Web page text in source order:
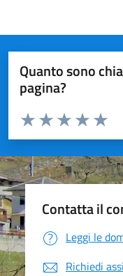
Quanto sono
pagina?
Valuta da 1 a 5 stelle la
Valuta 4
Valuta 3
Valuta 2 stelle su
Valuta 1 stelle su 5
Contatta il
Leggi le
Richiedi